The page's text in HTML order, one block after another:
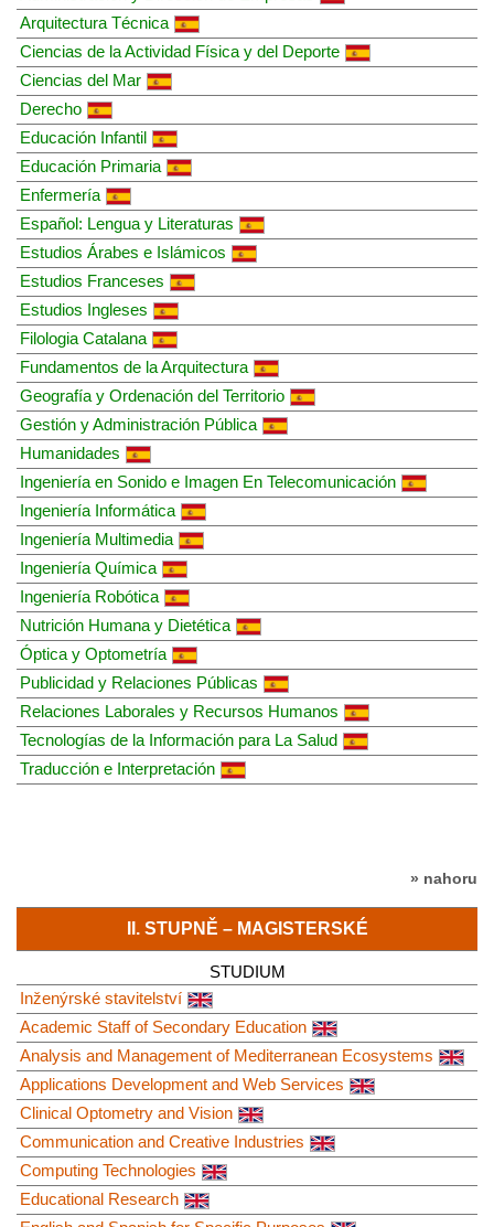
Arquitectura Técnica
Ciencias de la Actividad Física y del Deporte
Ciencias del Mar
Derecho
Educación Infantil
Educación Primaria
Enfermería
Español: Lengua y Literaturas
Estudios Árabes e Islámicos
Estudios Franceses
Estudios Ingleses
Filologia Catalana
Fundamentos de la Arquitectura
Geografía y Ordenación del Territorio
Gestión y Administración Pública
Humanidades
Ingeniería en Sonido e Imagen En Telecomunicación
Ingeniería Informática
Ingeniería Multimedia
Ingeniería Química
Ingeniería Robótica
Nutrición Humana y Dietética
Óptica y Optometría
Publicidad y Relaciones Públicas
Relaciones Laborales y Recursos Humanos
Tecnologías de la Información para La Salud
Traducción e Interpretación
» nahoru
II. STUPNĚ – MAGISTERSKÉ
STUDIUM
Inženýrské stavitelství
Academic Staff of Secondary Education
Analysis and Management of Mediterranean Ecosystems
Applications Development and Web Services
Clinical Optometry and Vision
Communication and Creative Industries
Computing Technologies
Educational Research